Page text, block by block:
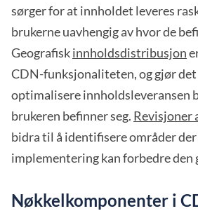
sørger for at innholdet leveres
brukerne uavhengig av hvor de
Geografiskinnholdsdistribusjon
CDN-funksjonaliteten, og gjør det
optimalisere innholdsleveransen
brukeren befinner seg. Revisjoner
bidra til å identifisere områder
implementering kan forbedre den
Nøkkelkomponenter i